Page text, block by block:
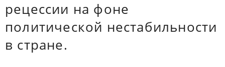
рецессии на фоне
политической нестабильности
в стране.